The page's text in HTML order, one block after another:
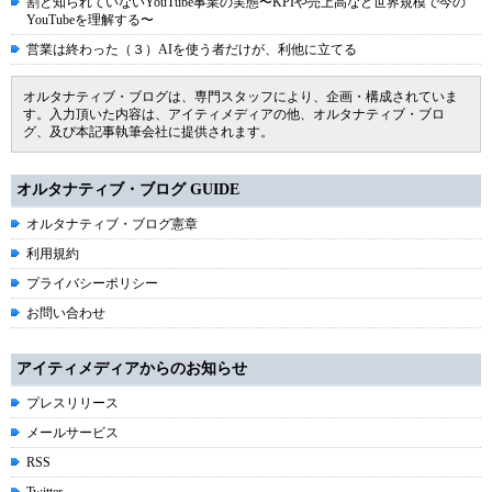
YouTubeを理解する〜
営業は終わった（３）AIを使う者だけが、利他に立てる
オルタナティブ・ブログは、専門スタッフにより、企画・構成されていま
す。入力頂いた内容は、アイティメディアの他、オルタナティブ・ブロ
グ、及び本記事執筆会社に提供されます。
オルタナティブ・ブログ GUIDE
オルタナティブ・ブログ憲章
利用規約
プライバシーポリシー
お問い合わせ
アイティメディアからのお知らせ
プレスリリース
メールサービス
RSS